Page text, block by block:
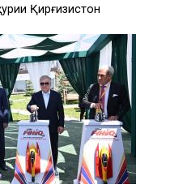
Қирғизистон